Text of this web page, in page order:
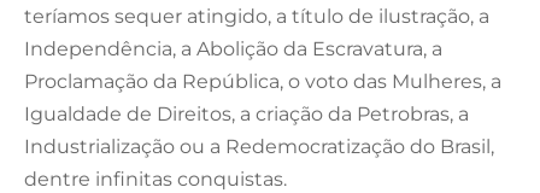
teríamos sequer atingido, a título de ilustração, a
Independência, a Abolição da Escravatura, a
Proclamação da República, o voto das Mulheres, a
Igualdade de Direitos, a criação da Petrobras, a
Industrialização ou a Redemocratização do Brasil,
dentre infinitas conquistas.